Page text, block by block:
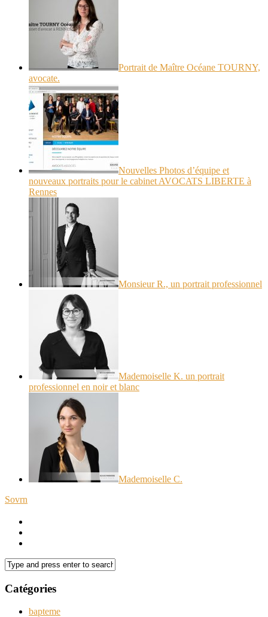
Portrait de Maître Océane TOURNY,
avocate.
Nouvelles Photos d’équipe et
nouveaux portraits pour le cabinet AVOCATS LIBERTE à
Rennes
Monsieur R., un portrait professionnel
Mademoiselle K. un portrait
professionnel en noir et blanc
Mademoiselle C.
Sovrn
Catégories
bapteme